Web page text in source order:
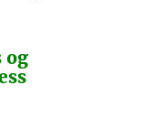
og